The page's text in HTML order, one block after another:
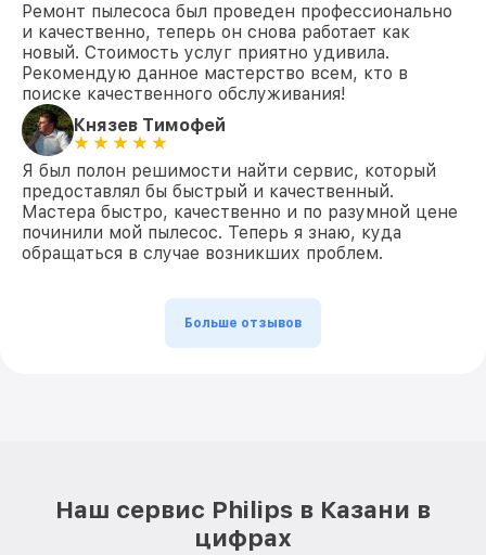
Ремонт пылесоса был проведен профессионально
и качественно, теперь он снова работает как
новый. Стоимость услуг приятно удивила.
Рекомендую данное мастерство всем, кто в
поиске качественного обслуживания!
Князев Тимофей
Я был полон решимости найти сервис, который
предоставлял бы быстрый и качественный.
Мастера быстро, качественно и по разумной цене
починили мой пылесос. Теперь я знаю, куда
обращаться в случае возникших проблем.
Больше отзывов
Наш сервис Philips в Казани в
цифрах